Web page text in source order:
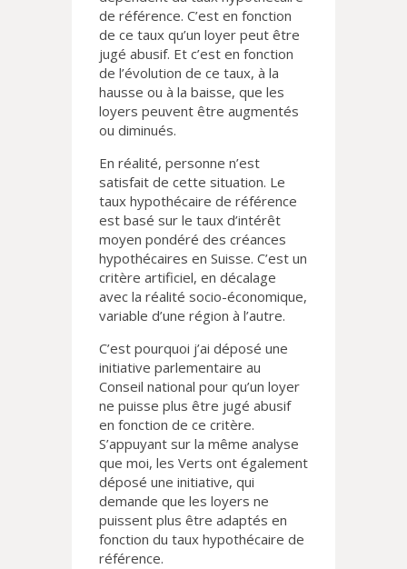
de référence. C’est en fonction
de ce taux qu’un loyer peut être
jugé abusif. Et c’est en fonction
de l’évolution de ce taux, à la
hausse ou à la baisse, que les
loyers peuvent être augmentés
ou diminués.
En réalité, personne n’est
satisfait de cette situation. Le
taux hypothécaire de référence
est basé sur le taux d’intérêt
moyen pondéré des créances
hypothécaires en Suisse. C’est un
critère artificiel, en décalage
avec la réalité socio-économique,
variable d’une région à l’autre.
C’est pourquoi j’ai déposé une
initiative parlementaire au
Conseil national pour qu’un loyer
ne puisse plus être jugé abusif
en fonction de ce critère.
S’appuyant sur la même analyse
que moi, les Verts ont également
déposé une initiative, qui
demande que les loyers ne
puissent plus être adaptés en
fonction du taux hypothécaire de
référence.